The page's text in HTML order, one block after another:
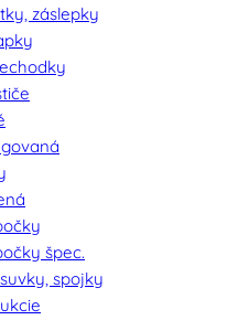
záslepky
špec.
spojky